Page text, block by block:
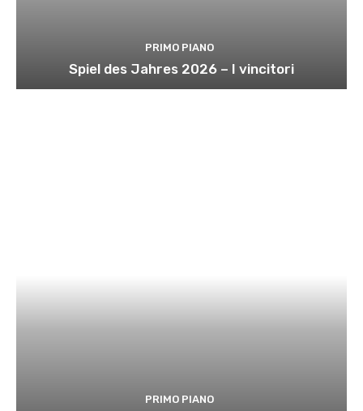
PRIMO PIANO
Spiel des Jahres 2026 – I vincitori
PRIMO PIANO